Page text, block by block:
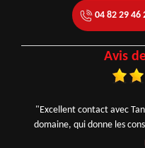
04 82 29 46
Avis
"Excellent contact avec
domaine, qui donne les